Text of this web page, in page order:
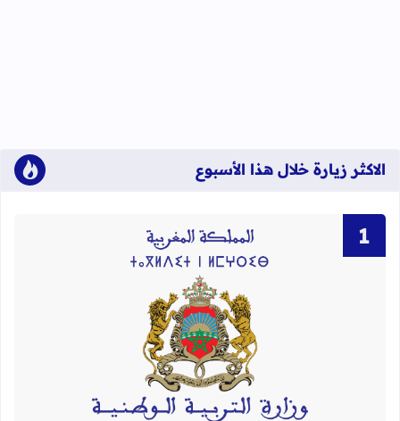
الاكثر زيارة خلال هذا الأسبوع
قراءة المزيد عن لوائح نهائية بأسماء